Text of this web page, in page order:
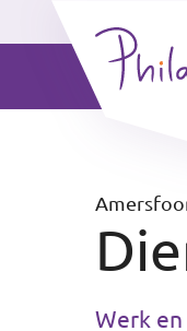
Werk